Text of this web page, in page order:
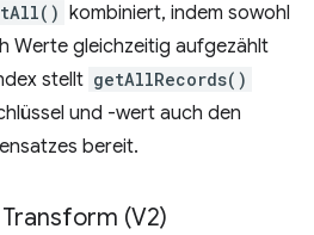
kombiniert, indem sowohl
Werte gleichzeitig aufgezählt
stellt getAllRecords()
und -wert auch den
bereit.
(V2)